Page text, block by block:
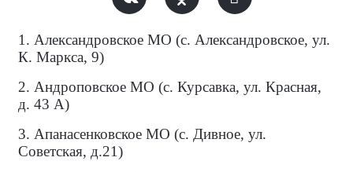
1. Александровское МО (с. Александровское, ул.
К. Маркса, 9)
2. Андроповское МО (с. Курсавка, ул. Красная,
д. 43 А)
3. Апанасенковское МО (с. Дивное, ул.
Советская, д.21)